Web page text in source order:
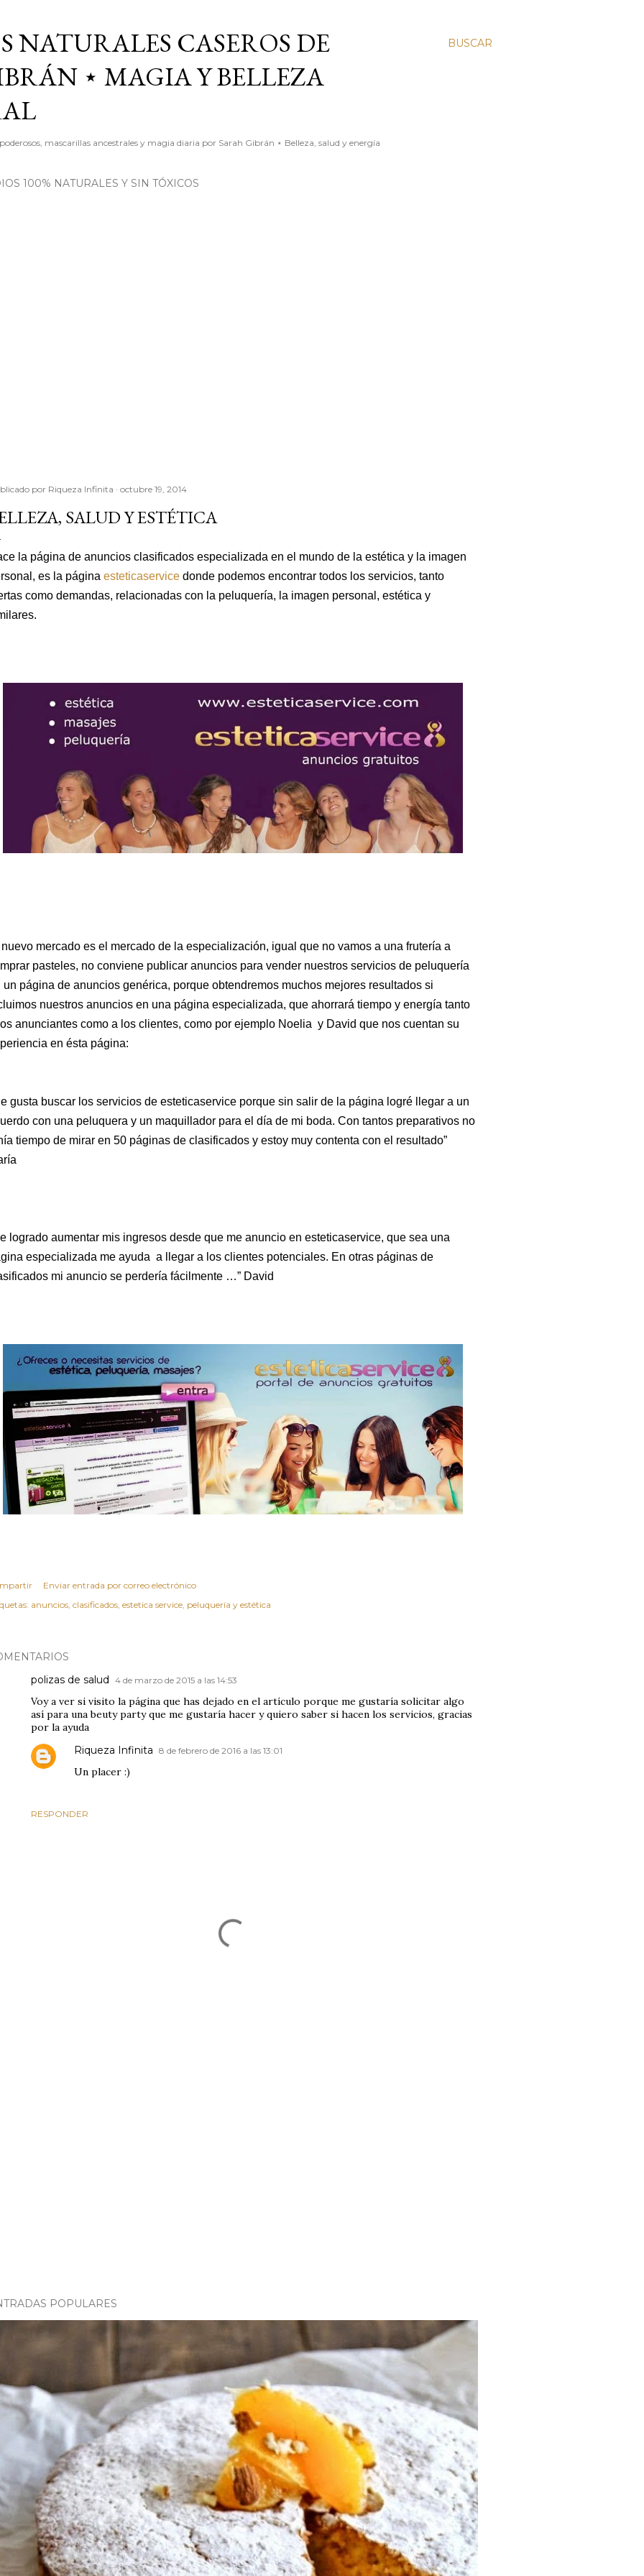
BUSCAR
NATURALES CASEROS DE
⋆ MAGIA Y BELLEZA
mascarillas ancestrales y magia diaria por Sarah Gibrán ⋆ Belleza, salud y energía
100% NATURALES Y SIN TÓXICOS
por Riqueza Infinita octubre 19, 2014
SALUD Y ESTÉTICA
la página de anuncios clasificados especializada en el mundo de la estética y la imagen
es la página esteticaservice donde podemos encontrar todos los servicios, tanto
como demandas, relacionadas con la peluquería, la imagen personal, estética y
mercado es el mercado de la especialización, igual que no vamos a una frutería a
pasteles, no conviene publicar anuncios para vender nuestros servicios de peluquería
un página de anuncios genérica, porque obtendremos muchos mejores resultados si
nuestros anuncios en una página especializada, que ahorrará tiempo y energía tanto
anunciantes como a los clientes, como por ejemplo Noelia y David que nos cuentan su
en ésta página:
gusta buscar los servicios de esteticaservice porque sin salir de la página logré llegar a un
con una peluquera y un maquillador para el día de mi boda. Con tantos preparativos no
tiempo de mirar en 50 páginas de clasificados y estoy muy contenta con el resultado”
logrado aumentar mis ingresos desde que me anuncio en esteticaservice, que sea una
especializada me ayuda a llegar a los clientes potenciales. En otras páginas de
mi anuncio se perdería fácilmente …” David
Enviar entrada por correo electrónico
anuncios clasificados estetica service peluquería y estética
polizas de salud 4 de marzo de 2015 a las 14:53
Voy a ver si visito la página que has dejado en el artículo porque me gustaría solicitar algo
así para una beuty party que me gustaría hacer y quiero saber si hacen los servicios, gracias
por la ayuda
RESPONDER
Riqueza Infinita 8 de febrero de 2016 a las 13:01
Un placer :)
POPULARES